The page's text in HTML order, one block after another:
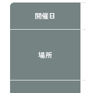
開催日
場所